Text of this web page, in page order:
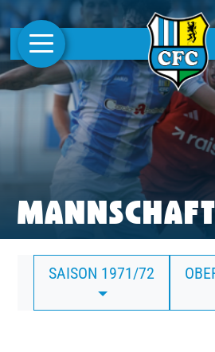
AKTUELLES
1. MANNSCHAFT
FRAUEN
CAMPUS
CLUB
CLUBMITGLIEDSCHAFT
BUSINESS
SAISON 1971/72